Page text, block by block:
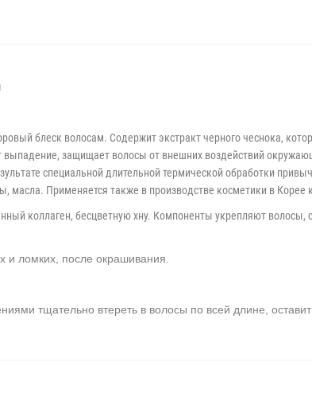
блеск волосам. Содержит экстракт черного чеснока,
защищает волосы от внешних воздействий
специальной длительной термической обработки
Применяется также в производстве косметики в Корее
коллаген, бесцветную хну. Компоненты укрепляют волосы,
и ломких, после окрашивания.
тщательно втереть в волосы по всей длине,